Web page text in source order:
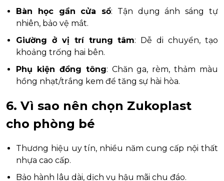
Bàn học gần cửa sổ: Tận dụng ánh sáng tự
nhiên, bảo vệ mắt.
Giường ở vị trí trung tâm: Dễ di chuyển, tạo
khoảng trống hai bên.
Phụ kiện đồng tông: Chăn ga, rèm, thảm màu
hồng nhạt/trắng kem để tăng sự hài hòa.
6. Vì sao nên chọn Zukoplast
cho phòng bé
Thương hiệu uy tín, nhiều năm cung cấp nội thất
nhựa cao cấp.
Bảo hành lâu dài, dịch vụ hậu mãi chu đáo.